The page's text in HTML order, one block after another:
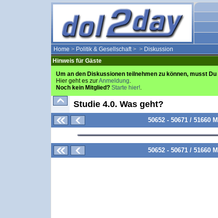
Home > Politik & Gesellschaft> > Diskussion
Hinweis für Gäste
Um an den Diskussionen teilnehmen zu können, musst
Hier geht es zurAnmeldung.
Noch kein Mitglied? Starte hier!.
Studie 4.0. Was geht?
50652 - 50671 / 51660
50652 - 50671 / 51660